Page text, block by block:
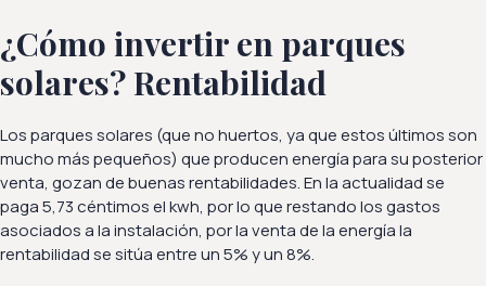
¿Cómo invertir en parques
solares? Rentabilidad
Los parques solares (que no huertos, ya que estos últimos son
mucho más pequeños) que producen energía para su posterior
venta, gozan de buenas rentabilidades. En la actualidad se
paga 5,73 céntimos el kwh, por lo que restando los gastos
asociados a la instalación, por la venta de la energía la
rentabilidad se sitúa entre un 5% y un 8%.